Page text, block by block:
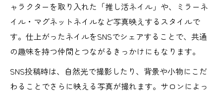
ャラクターを取り入れた「推し活ネイル」や、ミラーネ
イル・マグネットネイルなど写真映えするスタイルで
す。仕上がったネイルをSNSでシェアすることで、共通
の趣味を持つ仲間とつながるきっかけにもなります。
SNS投稿時は、自然光で撮影したり、背景や小物にこだ
わることでさらに映える写真が撮れます。サロンによっ